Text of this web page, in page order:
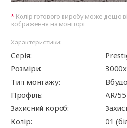
Колір готового виробу може дещо
зображення на моніторі.
Характеристики:
Серія:
Розміри:
Тип монтажу:
Профіль:
AR/
Захисний короб:
Колір:
01